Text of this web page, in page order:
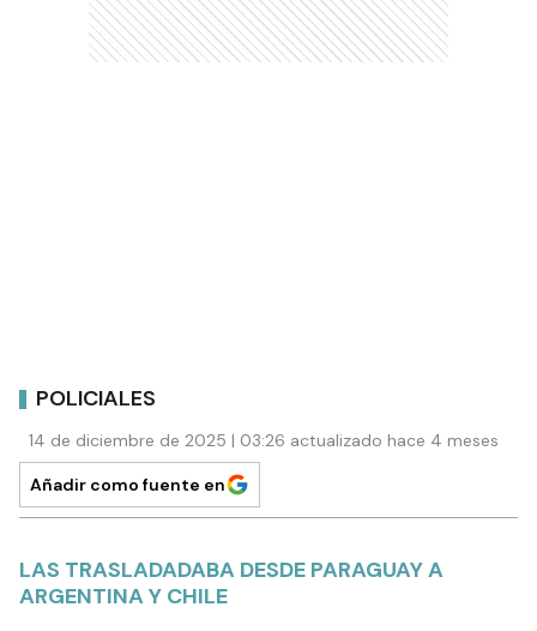
POLICIALES
14 de diciembre de 2025 | 03:26 actualizado hace 4 meses
Añadir como fuente en
LAS TRASLADADABA DESDE PARAGUAY A
ARGENTINA Y CHILE